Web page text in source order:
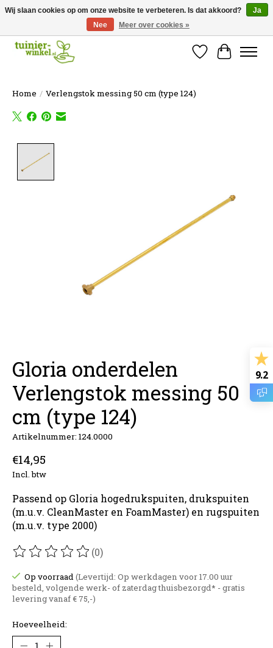
Online tuinartikelen kopen ✓ Online sinds 2007 ✓ Thuiswinkel Waarborg
Verlanglijst
Home / Verlengstok messing 50 cm (type 124)
Gloria onderdelen
Verlengstok messing 50
cm (type 124)
Artikelnummer: 124.0000
€14,95
Incl. btw
Passend op Gloria hogedrukspuiten, drukspuiten
(m.u.v. CleanMaster en FoamMaster) en rugspuiten
(m.u.v. type 2000)
De beoordeling van dit product is
(0)
Op voorraad (Levertijd: Op werkdagen voor 17.00 uur
besteld, volgende werk- of zaterdag thuisbezorgd* - gratis
levering vanaf € 75,-)
Hoeveelheid:
9.2
Wij slaan cookies op om onze website te verbeteren. Is dat akkoord?
Ja
Nee
Meer over cookies »